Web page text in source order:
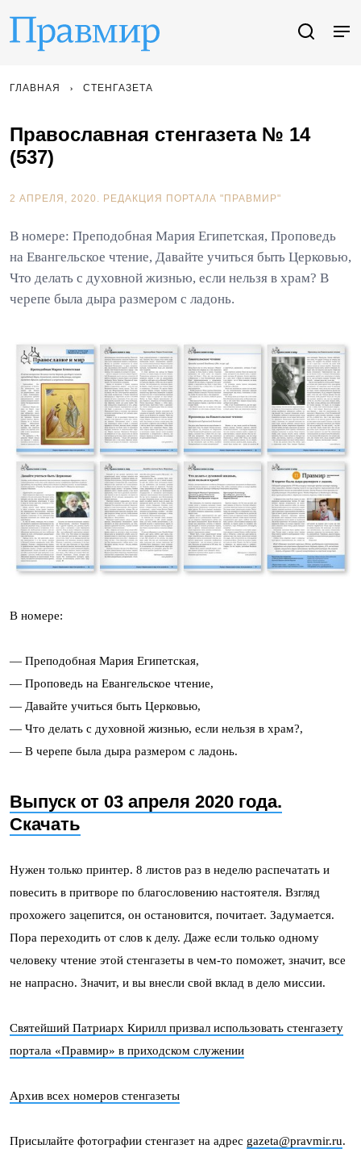
ГЛАВНАЯ СТЕНГАЗЕТА
Православная стенгазета № 14
(537)
2 АПРЕЛЯ, 2020. РЕДАКЦИЯ ПОРТАЛА "ПРАВМИР"
В номере: Преподобная Мария Египетская, Проповедь
на Евангельское чтение, Давайте учиться быть Церковью,
Что делать с духовной жизнью, если нельзя в храм? В
черепе была дыра размером с ладонь.
В номере:
— Преподобная Мария Египетская,
— Проповедь на Евангельское чтение,
— Давайте учиться быть Церковью,
— Что делать с духовной жизнью, если нельзя в храм?,
— В черепе была дыра размером с ладонь.
Выпуск от 03 апреля 2020 года.
Скачать
Нужен только принтер. 8 листов раз в неделю распечатать и
повесить в притворе по благословению настоятеля. Взгляд
прохожего зацепится, он остановится, почитает. Задумается.
Пора переходить от слов к делу. Даже если только одному
человеку чтение этой стенгазеты в чем-то поможет, значит, все
не напрасно. Значит, и вы внесли свой вклад в дело миссии.
Святейший Патриарх Кирилл призвал использовать стенгазету
портала «Правмир» в приходском служении
Архив всех номеров стенгазеты
Присылайте фотографии стенгазет на адрес gazeta@pravmir.ru.